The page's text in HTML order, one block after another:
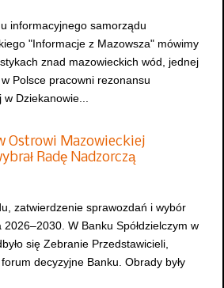
informacyjnego samorządu
"Informacje z Mazowsza" mówimy
znad mazowieckich wód, jednej
Polsce pracowni rezonansu
w Dziekanowie...
Ostrowi Mazowieckiej
Radę Nadzorczą
zatwierdzenie sprawozdań i wybór
W Banku Spółdzielczym w
się Zebranie Przedstawicieli,
decyzyjne Banku. Obrady były